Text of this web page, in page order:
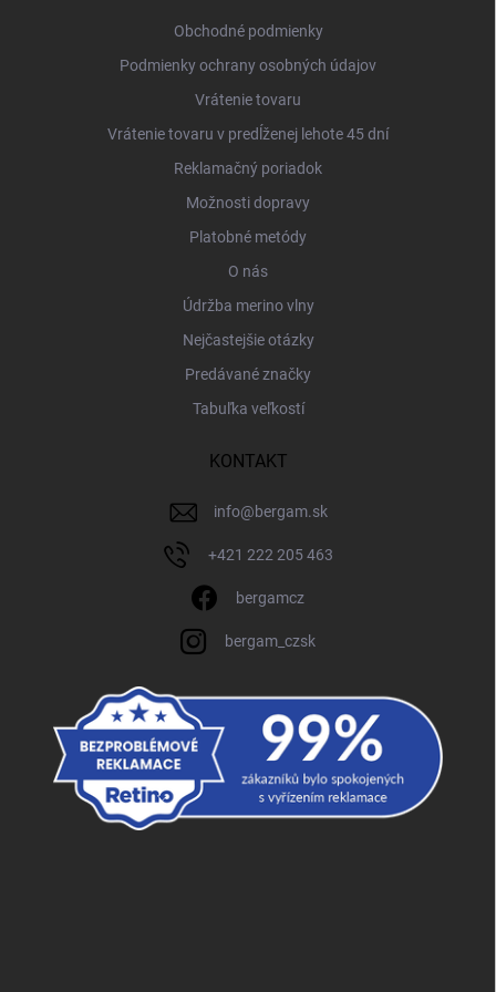
Obchodné podmienky
Podmienky ochrany osobných údajov
Vrátenie tovaru
Vrátenie tovaru v predĺženej lehote 45 dní
Reklamačný poriadok
Možnosti dopravy
Platobné metódy
O nás
Údržba merino vlny
Nejčastejšie otázky
Predávané značky
Tabuľka veľkostí
KONTAKT
info@bergam.sk
+421 222 205 463
bergamcz
bergam_czsk